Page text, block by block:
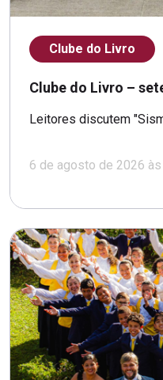
Clube do Livro
Clube do Livro –
Leitores discutem
6 de agosto de 2026